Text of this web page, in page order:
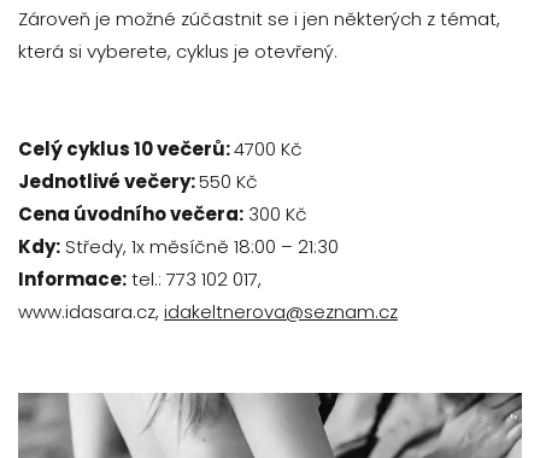
Zároveň je možné zúčastnit se i jen některých z témat,
která si vyberete, cyklus je otevřený.
Celý cyklus 10 večerů:4700 Kč
Jednotlivé večery:550 Kč
Cena úvodního večera: 300 Kč
Kdy: Středy, 1x měsíčně 18:00 – 21:30
Informace:tel.: 773 102 017,
www.idasara.cz, idakeltnerova@seznam.cz